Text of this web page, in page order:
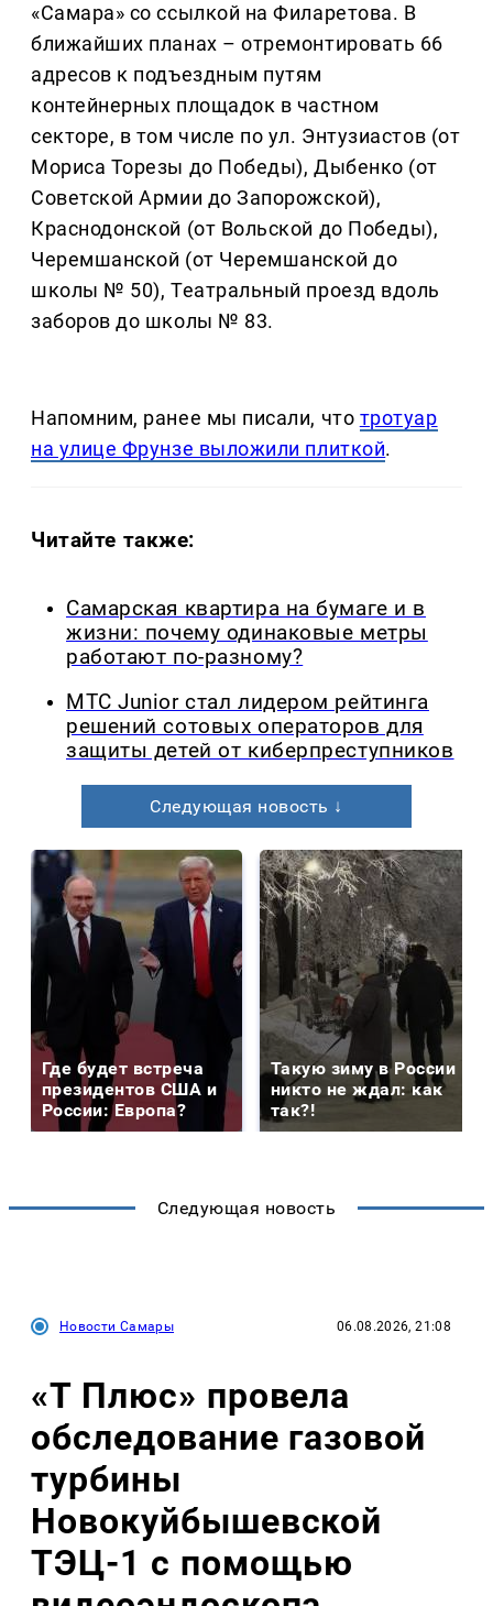
«Самара» со ссылкой на Филаретова. В
ближайших планах – отремонтировать 66
адресов к подъездным путям
контейнерных площадок в частном
секторе, в том числе по ул. Энтузиастов (от
Мориса Торезы до Победы), Дыбенко (от
Советской Армии до Запорожской),
Краснодонской (от Вольской до Победы),
Черемшанской (от Черемшанской до
школы № 50), Театральный проезд вдоль
заборов до школы № 83.
Напомним, ранее мы писали, что тротуар
на улице Фрунзе выложили плиткой.
Читайте также:
Самарская квартира на бумаге и в
жизни: почему одинаковые метры
работают по-разному?
МТС Junior стал лидером рейтинга
решений сотовых операторов для
защиты детей от киберпреступников
Следующая новость ↓
Где будет встреча
президентов США и
России: Европа?
Такую зиму в России
никто не ждал: как
так?!
Следующая новость
Новости Самары 06.08.2026, 21:08
«Т Плюс» провела
обследование газовой
турбины
Новокуйбышевской
ТЭЦ-1 с помощью